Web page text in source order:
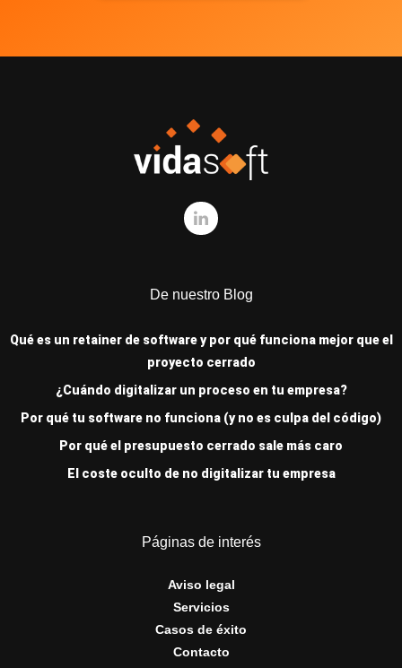
De nuestro Blog
Qué es un retainer de software y por qué funciona mejor que el
proyecto cerrado
¿Cuándo digitalizar un proceso en tu empresa?
Por qué tu software no funciona (y no es culpa del código)
Por qué el presupuesto cerrado sale más caro
El coste oculto de no digitalizar tu empresa
Páginas de interés
Aviso legal
Servicios
Casos de éxito
Contacto